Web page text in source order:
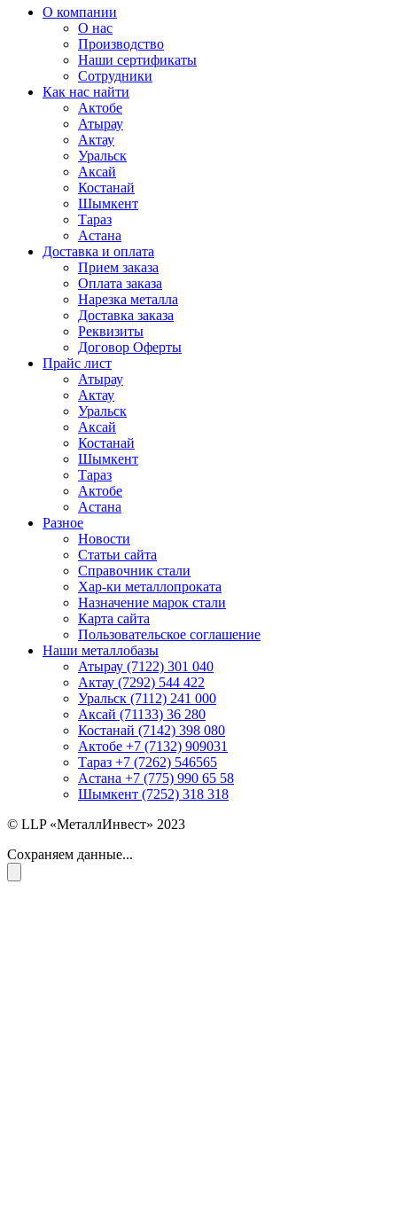
О компании
О нас
Производство
Наши сертификаты
Сотрудники
Как нас найти
Актобе
Атырау
Актау
Уральск
Аксай
Костанай
Шымкент
Тараз
Астана
Доставка и оплата
Прием заказа
Оплата заказа
Нарезка металла
Доставка заказа
Реквизиты
Договор Оферты
Прайс лист
Атырау
Актау
Уральск
Аксай
Костанай
Шымкент
Тараз
Актобе
Астана
Разное
Новости
Статьи сайта
Справочник стали
Хар-ки металлопроката
Назначение марок стали
Карта сайта
Пользовательское соглашение
Наши металлобазы
Атырау (7122) 301 040
Актау (7292) 544 422
Уральск (7112) 241 000
Аксай (71133) 36 280
Костанай (7142) 398 080
Актобе +7 (7132) 909031
Тараз +7 (7262) 546565
Астана +7 (775) 990 65 58
Шымкент (7252) 318 318
© LLP «МеталлИнвест» 2023
Сохраняем данные...